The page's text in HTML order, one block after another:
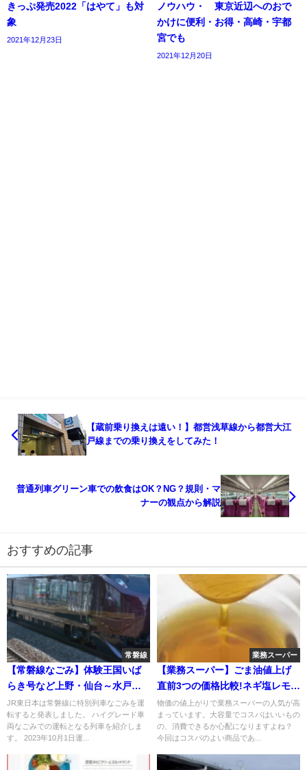
きっぷ発売2022「はやて」も対
象
2021年12月23日
ノウハウ・ 東京近辺へのおで
かけに便利・お得・高崎・宇都
宮でも
2021年12月20日
【蔵前乗り換えは遠い！】都営浅草線から都営大江
戸線までの乗り換えをしてみた！
普通列車グリーン車での飲食はOK？NG？規則・マ
ナーの観点から解説
おすすめの記事
常磐線
【常磐線なごみ】体験王国いば
らき号など上野・仙台～水戸・
高萩行きで運転 茨城DC
JR東日本は常磐線に特別列車なごみを運
転すると発表しました。 ハイグレード車
両なごみでの運転となる列車を紹介しま
す。 2023年10月1日運...
業務スーパー
【業務スーパー】ごま油値上げ
直前3つの価格比較!ネギ塩レモン
味の調味料も紹介!
物価の値上がりで業務スーパーの人気が高
まっています。大容量でコスパはいいもの
の、消費できるか心配になりますよね？
今回はコスパのよい商品であ...